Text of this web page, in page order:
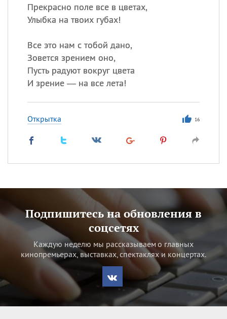
Прекрасно поле все в цветах,
Улыбка на твоих губах!
Все это нам с тобой дано,
Зовется зрением оно,
Пусть радуют вокруг цвета
И зрение — на все лета!
Открытка 16
Подпишитесь на обновления в
соцсетях
Каждую неделю мы рассказываем о главных
кинопремьерах, выставках, спектаклях и концертах.